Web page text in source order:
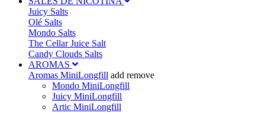
Juicy Salts
Olé Salts
Mondo Salts
The Cellar Juice Salt
Candy Clouds Salts
AROMAS
Aromas MiniLongfill add remove
Mondo MiniLongfill
Juicy MiniLongfill
Artic MiniLongfill